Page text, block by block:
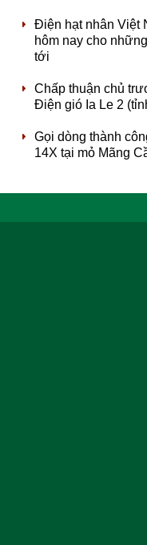
Điện hạt nhân Việt
hôm nay cho
tới
Chấp thuận chủ
Điện gió Ia Le 2
Gọi dòng thành
14X tại mỏ Mãng